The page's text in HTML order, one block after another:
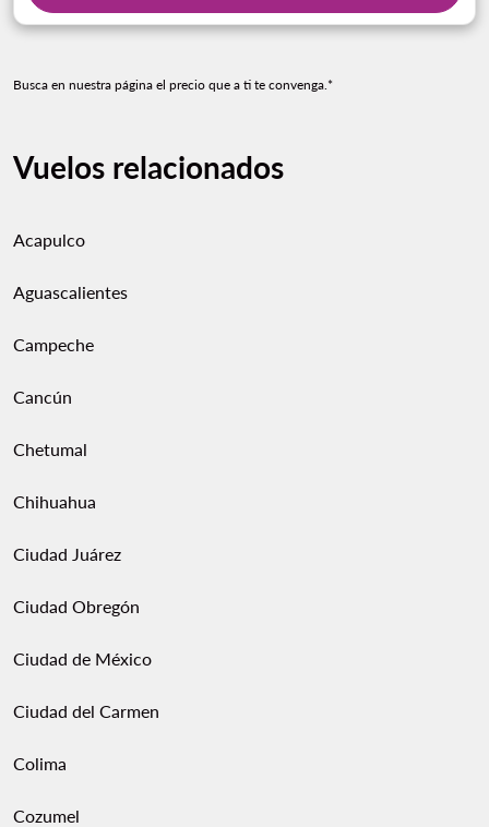
Busca en nuestra página el precio que a ti te convenga.*
Vuelos relacionados
Acapulco
Aguascalientes
Campeche
Cancún
Chetumal
Chihuahua
Ciudad Juárez
Ciudad Obregón
Ciudad de México
Ciudad del Carmen
Colima
Cozumel